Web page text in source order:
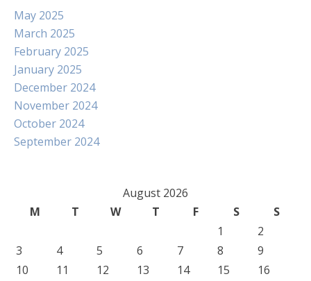
May 2025
March 2025
February 2025
January 2025
December 2024
November 2024
October 2024
September 2024
August 2026
M
T W T F S
S
1
2
3
4 5 6 7 8
9
10
11 12 13 14 15
16